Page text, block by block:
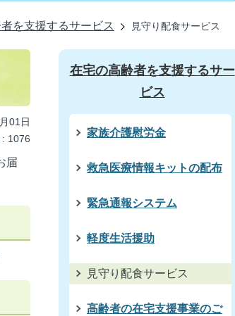
索を支援するサービス 見守り配食サービス
01日
1076
届
在宅の高齢者を支援するサー
ビス
家族介護慰労金
救急医療情報キットの配布
緊急通報システム
軽度生活援助
見守り配食サービス
高齢者の在宅支援事業のご